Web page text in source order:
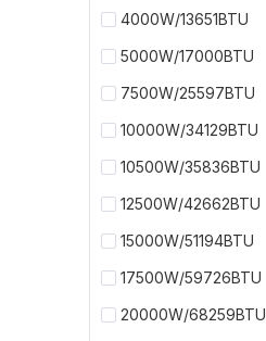
4000W/13651BTU
5000W/17000BTU
7500W/25597BTU
10000W/34129BTU
10500W/35836BTU
12500W/42662BTU
15000W/51194BTU
17500W/59726BTU
20000W/68259BTU